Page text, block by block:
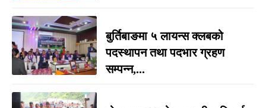
बुर्तिबाङमा ५ लायन्स क्लबको
पदस्थापन तथा पदभार ग्रहण
सम्पन्न,...